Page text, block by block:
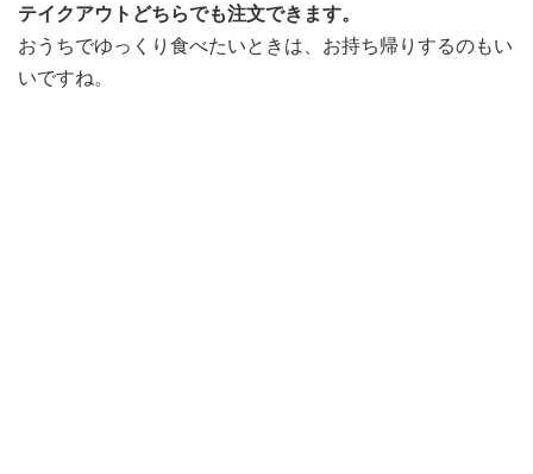
テイクアウトどちらでも注文できます。
おうちでゆっくり食べたいときは、お持ち帰りするのもい
いですね。